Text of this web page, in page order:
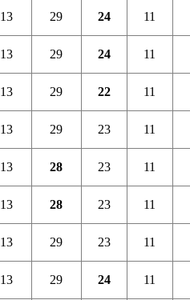
13 29 24 11
13 29 24 11
13 29 22 11
13 29 23 11
13 28 23 11
13 28 23 11
13 29 23 11
13 29 24 11